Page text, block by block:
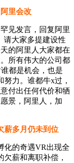
里会改
见发言，回复阿里
请大家多提建设性
的阿里人大家都在
所有伟大的公司都
都是机会，也是
力。谁都牛x过，
付出任何代价和牺
景，阿里人，加
薪多月仍未到位
的奇遇VR出现全
薪和离职补偿，